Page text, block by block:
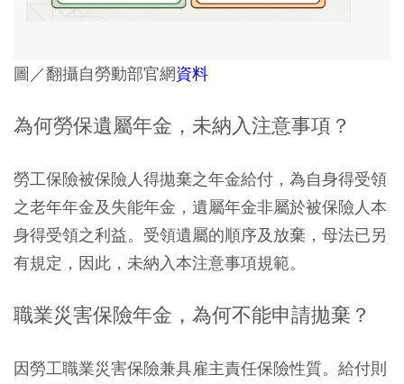
圖／翻攝自勞動部官網資料
為何勞保遺屬年金，未納入注意事項？
勞工保險被保險人得拋棄之年金給付，為自身得受領
之老年年金及失能年金，遺屬年金非屬於被保險人本
身得受領之利益。受領遺屬的順序及放棄，母法已另
有規定，因此，未納入本注意事項規範。
職業災害保險年金，為何不能申請拋棄？
因勞工職業災害保險兼具雇主責任保險性質。給付則